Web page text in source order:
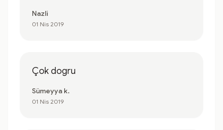
Nazli
01 Nis 2019
Çok dogru
Sümeyya k.
01 Nis 2019